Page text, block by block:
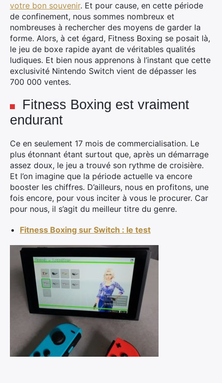
votre bon souvenir. Et pour cause, en cette période
de confinement, nous sommes nombreux et
nombreuses à rechercher des moyens de garder la
forme. Alors, à cet égard, Fitness Boxing se posait là,
le jeu de boxe rapide ayant de véritables qualités
ludiques. Et bien nous apprenons à l’instant que cette
exclusivité Nintendo Switch vient de dépasser les
700 000 ventes.
Fitness Boxing est vraiment
endurant
Ce en seulement 17 mois de commercialisation. Le
plus étonnant étant surtout que, après un démarrage
assez doux, le jeu a trouvé son rythme de croisière.
Et l’on imagine que la période actuelle va encore
booster les chiffres. D’ailleurs, nous en profitons, une
fois encore, pour vous inciter à vous le procurer. Car
pour nous, il s’agit du meilleur titre du genre.
Fitness Boxing sur Switch : le test